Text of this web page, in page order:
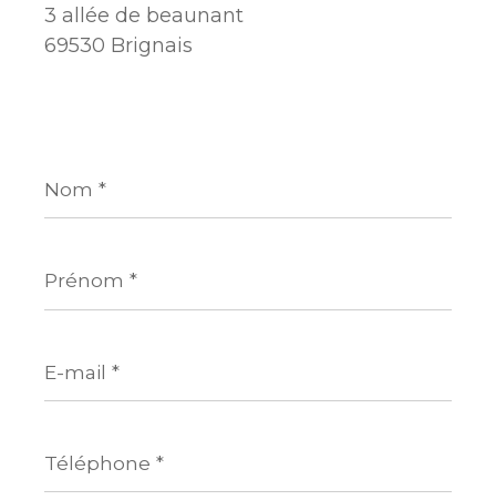
3 allée de beaunant
69530 Brignais
*
*
mail
*
*